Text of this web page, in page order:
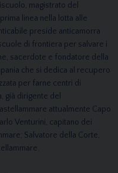
magistrato del
linea nella lotta alle
preside anticamorra
di frontiera per salvare i
sacerdote e fondatore della
che si dedica al recupero
per farne centri di
già dirigente del
attualmente Capo
Venturini, capitano dei
Salvatore della Corte,